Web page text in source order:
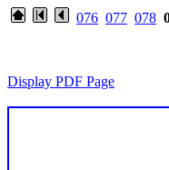
076 077 078
Display PDF Page